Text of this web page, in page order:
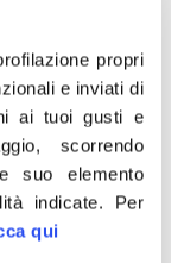
propri
e inviati di
ai tuoi gusti e
scorrendo
suo elemento
indicate. Per
qui
desto?
della Sera
Conte, ai
l’azzeramento
e nella
di gestione
di